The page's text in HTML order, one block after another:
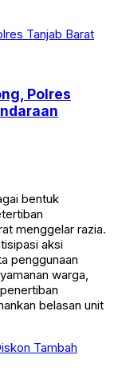
Polres
bentuk
menggelar razia.
aksi
penggunaan
warga,
belasan unit